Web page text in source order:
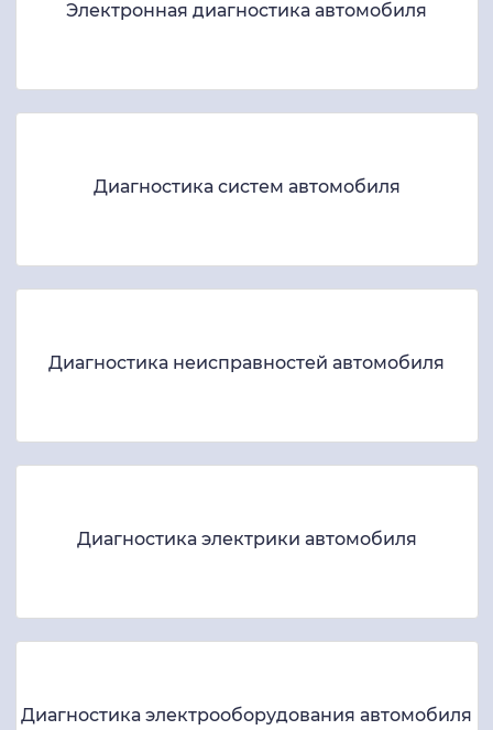
Электронная диагностика автомобиля
Диагностика систем автомобиля
Диагностика неисправностей автомобиля
Диагностика электрики автомобиля
Диагностика электрооборудования автомобиля